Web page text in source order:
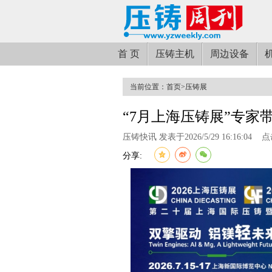
首 页 压铸主机 周边设备
当前位置： 首页>压铸展
“7月上海压铸展”专家
压铸快讯 发表于2026/5/29 16:16:04
分享: